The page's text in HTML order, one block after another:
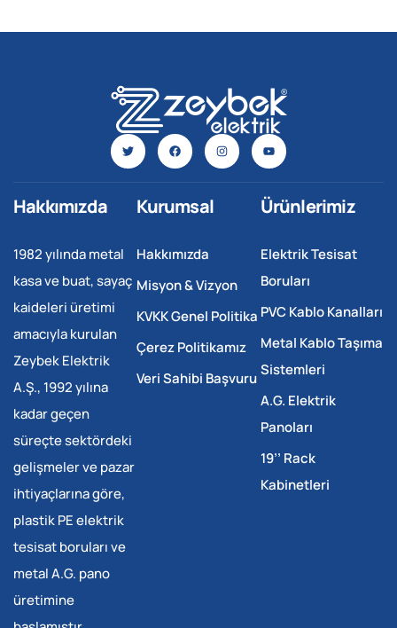
Hakkımızda
1982 yılında metal
kasa ve buat, sayaç
kaideleri üretimi
amacıyla kurulan
Zeybek Elektrik
A.Ş., 1992 yılına
kadar geçen
süreçte sektördeki
gelişmeler ve pazar
ihtiyaçlarına göre,
plastik PE elektrik
tesisat boruları ve
metal A.G. pano
üretimine
Kurumsal
Hakkımızda
Misyon & Vizyon
KVKK Genel Politika
Çerez Politikamız
Veri Sahibi Başvuru
Ürünlerimiz
Elektrik Tesisat
Boruları
PVC Kablo Kanalları
Metal Kablo Taşıma
Sistemleri
A.G. Elektrik
Panoları
19’’ Rack
Kabinetleri